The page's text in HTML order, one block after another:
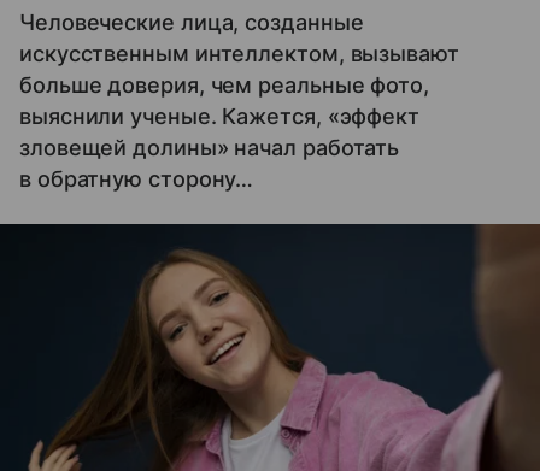
Человеческие лица, созданные
искусственным интеллектом, вызывают
больше доверия, чем реальные фото,
выяснили ученые. Кажется, «эффект
зловещей долины» начал работать
в обратную сторону…